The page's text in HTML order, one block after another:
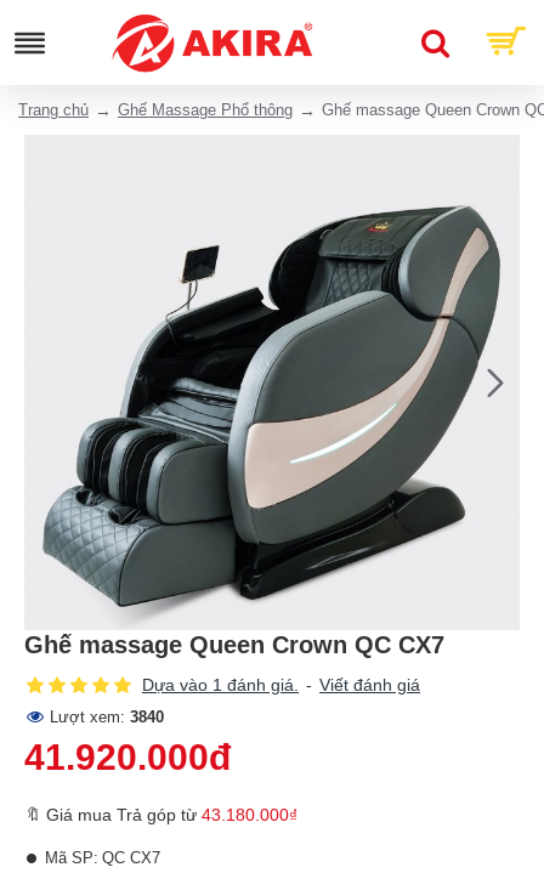
Trang chủ Ghế Massage Phổ thông Ghế massage Queen Crown
Ghế massage Queen Crown QC CX7
Dựa vào 1 đánh giá. - Viết đánh giá
Lượt xem: 3840
41.920.000đ
🔖 Giá mua Trả góp từ 43.180.000₫
Mã SP: QC CX7